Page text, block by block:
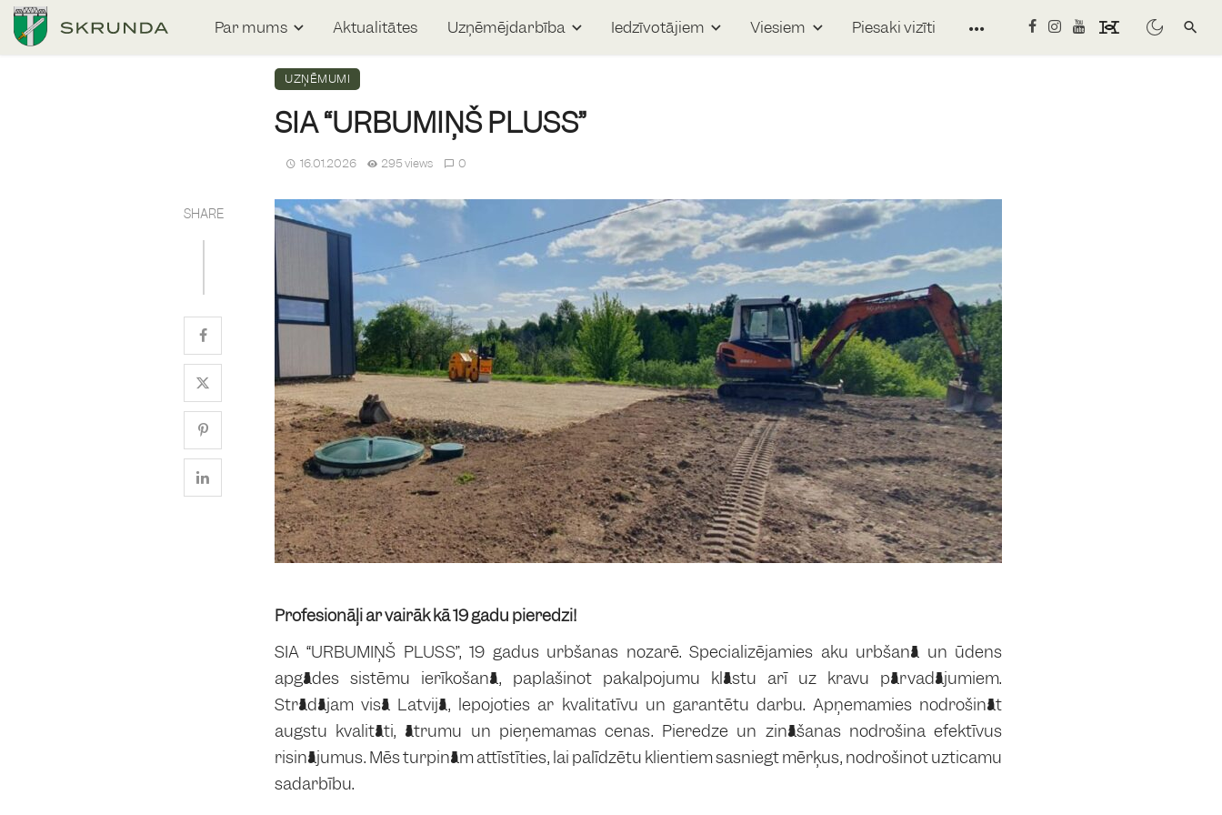
Par mums Aktualitātes Uzņēmējdarbība Iedzīvotājiem Viesiem Piesaki vizīti
UZŅĒMUMI
SIA “URBUMIŅŠ PLUSS”
16.01.2026 295 views 0
SHARE
Profesionāļi ar vairāk kā 19 gadu pieredzi!
SIA “URBUMIŅŠ PLUSS”, 19 gadus urbšanas nozarē. Specializējamies aku urbšanā un ūdens
apgādes sistēmu ierīkošanā, paplašinot pakalpojumu klāstu arī uz kravu pārvadājumiem.
Strādājam visā Latvijā, lepojoties ar kvalitatīvu un garantētu darbu. Apņemamies nodrošināt
augstu kvalitāti, ātrumu un pieņemamas cenas. Pieredze un zināšanas nodrošina efektīvus
risinājumus. Mēs turpinām attīstīties, lai palīdzētu klientiem sasniegt mērķus, nodrošinot uzticamu
sadarbību.